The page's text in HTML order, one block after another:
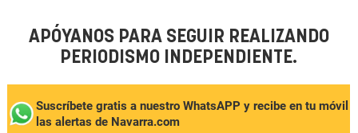
APÓYANOS PARA SEGUIR REALIZANDO
PERIODISMO INDEPENDIENTE.
Suscríbete gratis a nuestro WhatsAPP y recibe en tu móvil
las alertas de Navarra.com